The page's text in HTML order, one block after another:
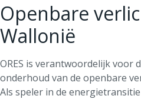
Openbare
Wallonië
ORES is verantwoordelijk voor
onderhoud van de openbare
Als speler in de